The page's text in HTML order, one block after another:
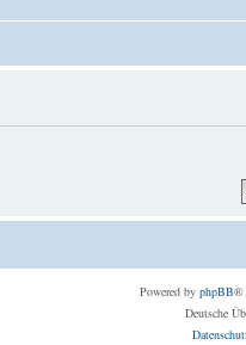
Powered by phpBB®
Deutsche